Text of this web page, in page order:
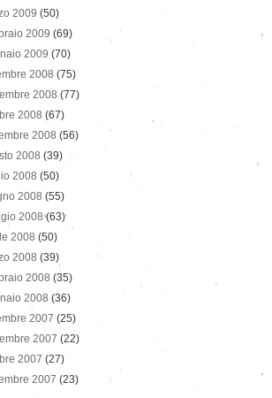
2009 (50)
2009 (69)
2009 (70)
2008 (75)
2008 (77)
2008 (67)
2008 (56)
2008 (39)
2008 (50)
2008 (55)
2008(63)
2008 (50)
2008 (39)
2008 (35)
2008 (36)
2007 (25)
2007 (22)
2007 (27)
2007 (23)